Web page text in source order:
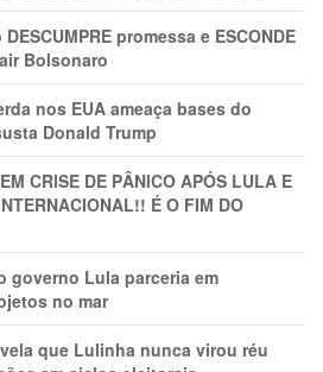
promessa e ESCONDE
Bolsonaro
nos EUA ameaça bases do
Donald Trump
CRlSE DE PÂNlCO APÓS LULA E
É O FIM DO
governo Lula parceria em
no mar
que Lulinha nunca virou réu